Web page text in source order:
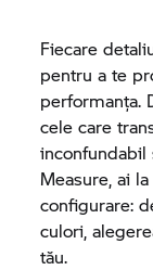
Fiecare
pentru a te
performanța.
cele care
Measure, ai
configurare:
culori,
tău.